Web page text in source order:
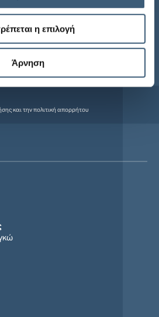
η επιλογή
Άρνηση
και την πολιτική απορρήτου